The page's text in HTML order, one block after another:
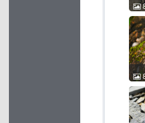
花
許
花
李
24